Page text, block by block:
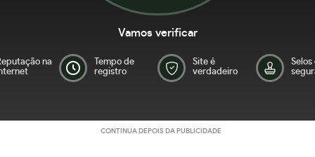
Vamos verificar
na
Tempo de
registro
Site é
verdadeiro
Selos
CONTINUA DEPOIS DA PUBLICIDADE